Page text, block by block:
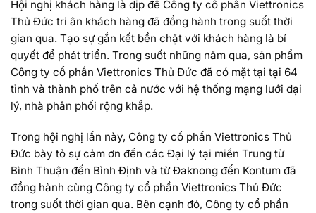
Hội nghị khách hàng là dịp để Công ty cổ phần Viettronics
Thủ Đức tri ân khách hàng đã đồng hành trong suốt thời
gian qua. Tạo sự gắn kết bền chặt với khách hàng là bí
quyết để phát triển. Trong suốt những năm qua, sản phẩm
Công ty cổ phần Viettronics Thủ Đức đã có mặt tại tại 64
tỉnh và thành phố trên cả nước với hệ thống mạng lưới đại
lý, nhà phân phối rộng khắp.
Trong hội nghị lần này, Công ty cổ phần Viettronics Thủ
Đức bày tỏ sự cảm ơn đến các Đại lý tại miền Trung từ
Bình Thuận đến Bình Định và từ Đaknong đến Kontum đã
đồng hành cùng Công ty cổ phần Viettronics Thủ Đức
trong suốt thời gian qua. Bên cạnh đó, Công ty cổ phần